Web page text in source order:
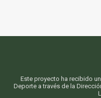
Este proyecto ha recibido
Deporte a través de la